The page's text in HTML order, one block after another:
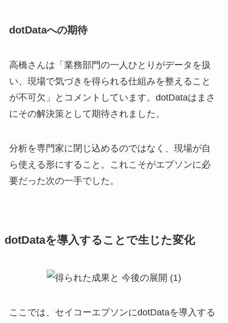
dotDataへの期待
高橋さんは「業務部門の一人ひとりがデータを扱
い、現場で気づきを得られる仕組みを整えること
が不可欠」とコメントしています。dotDataはまさ
にその解決策として期待されました。
分析を専門家に閉じ込めるのではなく、現場が自
ら使える形にすること。これこそがエプソンに必
要だった次の一手でした。
dotDataを導入することで生じた変化
ここでは、セイコーエプソンにdotDataを導入する